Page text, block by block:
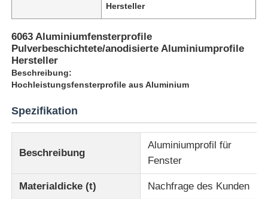
Hersteller
6063 Aluminiumfensterprofile
Pulverbeschichtete/anodisierte Aluminiumprofile
Hersteller
Beschreibung:
Hochleistungsfensterprofile aus Aluminium
Spezifikation
Beschreibung
Aluminiumprofil für
Fenster
Materialdicke (t) Nachfrage des Kunden